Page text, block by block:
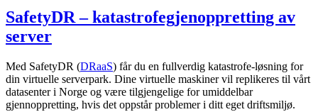
SafetyDR – katastrofegjenoppretting av
server
Med SafetyDR (DRaaS) får du en fullverdig katastrofe-løsning for
din virtuelle serverpark. Dine virtuelle maskiner vil replikeres til vårt
datasenter i Norge og være tilgjengelige for umiddelbar
gjennoppretting, hvis det oppstår problemer i ditt eget driftsmiljø.